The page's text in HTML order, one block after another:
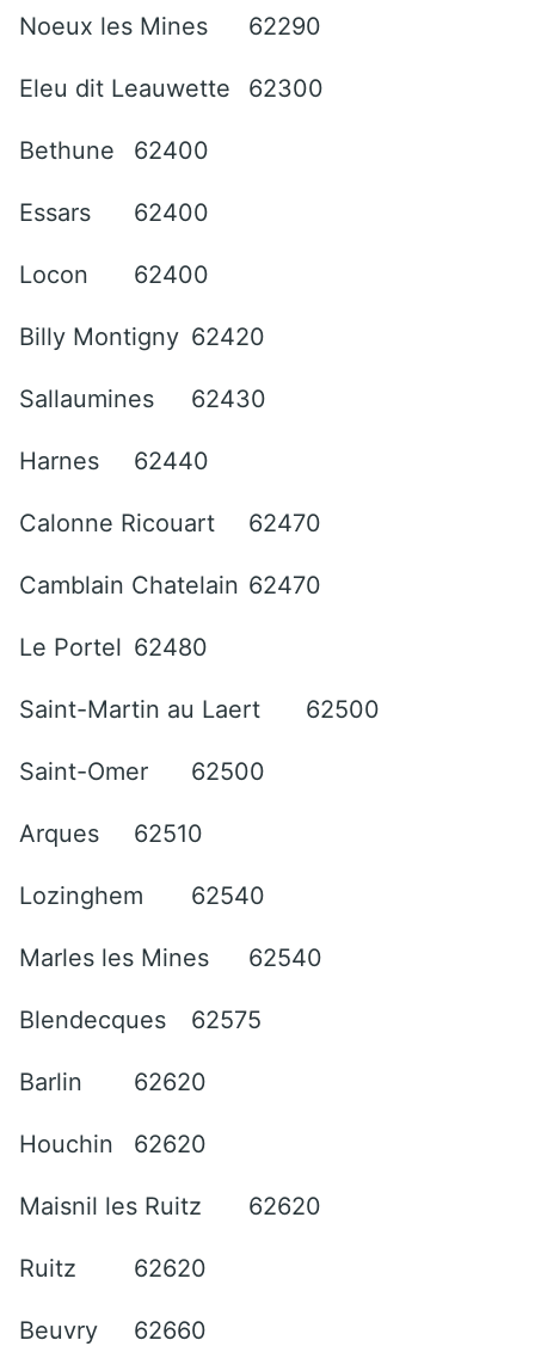
Noeux les Mines 62290
Eleu dit Leauwette 62300
Bethune 62400
Essars 62400
Locon 62400
Billy Montigny 62420
Sallaumines 62430
Harnes 62440
Calonne Ricouart 62470
Camblain Chatelain 62470
Le Portel 62480
Saint-Martin au Laert 62500
Saint-Omer 62500
Arques 62510
Lozinghem 62540
Marles les Mines 62540
Blendecques 62575
Barlin 62620
Houchin 62620
Maisnil les Ruitz 62620
Ruitz 62620
Beuvry 62660